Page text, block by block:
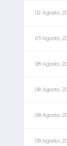
02 Agosto,
03 Agosto,
08 Agosto,
08 Agosto,
08 Agosto,
09 Agosto,